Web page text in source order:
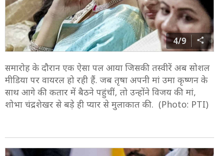
4/9
समारोह के दौरान एक ऐसा पल आया जिसकी तस्वीरें अब सोशल
मीडिया पर वायरल हो रही हैं. जब तृषा अपनी मां उमा कृष्णन के
साथ आगे की कतार में बैठने पहुंचीं, तो उन्होंने विजय की मां,
शोभा चंद्रशेखर से बड़े ही प्यार से मुलाकात की. (Photo: PTI)